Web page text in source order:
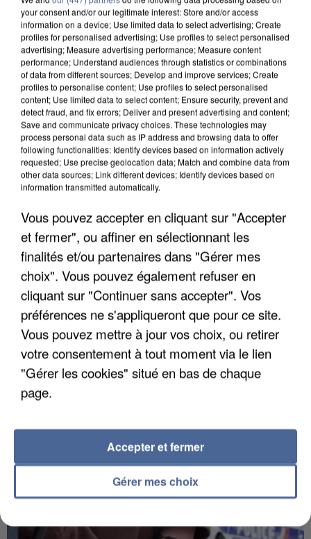
12h00
Gabriel Attal et Raphaël Glucksmann visés par des
ingérences...
Sollicité, Sébastien Lecornu annonce un "travail
commun" avec les partis à la rentrée.
Une touriste de l’Oise emportée par une coulée de
Son corps a été retrouvé à cinq kilomètres de là.
your consent and/or our legitimate interest: Store and/or access
information on a device; Use limited data to select advertising; Create
profiles for personalised advertising; Use profiles to select personalised
advertising; Measure advertising performance; Measure content
performance; Understand audiences through statistics or combinations
of data from different sources; Develop and improve services; Create
profiles to personalise content; Use profiles to select personalised
content; Use limited data to select content; Ensure security, prevent and
detect fraud, and fix errors; Deliver and present advertising and content;
Save and communicate privacy choices. These technologies may
process personal data such as IP address and browsing data to offer
following functionalities: Identify devices based on information actively
requested; Use precise geolocation data; Match and combine data from
other data sources; Link different devices; Identify devices based on
information transmitted automatically.
Vous pouvez accepter en cliquant sur "Accepter
et fermer", ou affiner en sélectionnant les
finalités et/ou partenaires dans "Gérer mes
choix". Vous pouvez également refuser en
cliquant sur "Continuer sans accepter". Vos
préférences ne s'appliqueront que pour ce site.
Vous pouvez mettre à jour vos choix, ou retirer
votre consentement à tout moment via le lien
"Gérer les cookies" situé en bas de chaque
page.
Gérer mes choix
Accepter et fermer